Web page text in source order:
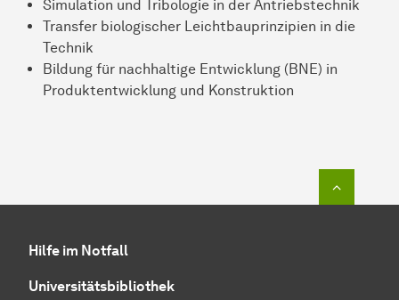
Simulation und Tribologie in der Antriebstechnik
Transfer biologischer Leichtbauprinzipien in die
Technik
Bildung für nachhaltige Entwicklung (BNE) in
Produktentwicklung und Konstruktion
Hilfe im Notfall
Universitätsbibliothek